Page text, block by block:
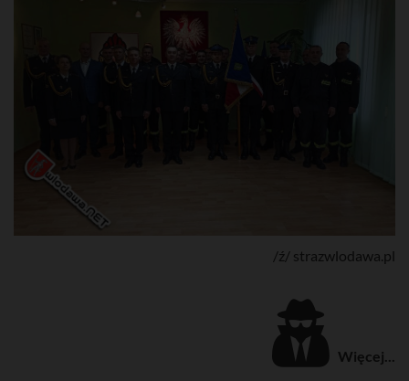
/ź/ strazwlodawa.pl
Więcej...